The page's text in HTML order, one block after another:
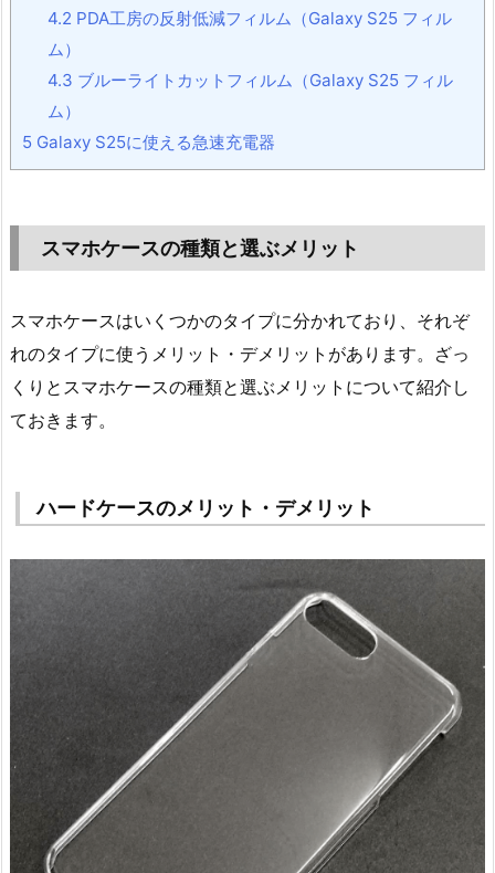
4.2 PDA工房の反射低減フィルム（Galaxy S25 フィル
ム）
4.3 ブルーライトカットフィルム（Galaxy S25 フィル
ム）
5 Galaxy S25に使える急速充電器
スマホケースの種類と選ぶメリット
スマホケースはいくつかのタイプに分かれており、それぞ
れのタイプに使うメリット・デメリットがあります。ざっ
くりとスマホケースの種類と選ぶメリットについて紹介し
ておきます。
ハードケースのメリット・デメリット